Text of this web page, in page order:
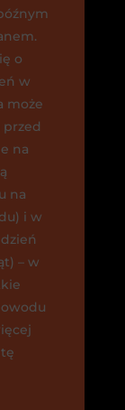
o
w
może
przed
na
na
i w
– w